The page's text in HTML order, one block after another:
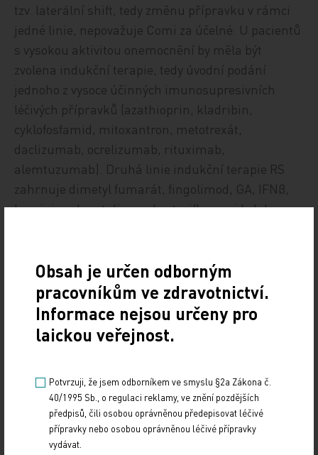
tzv. laterální shift, tedy změnu přípravku v rámci
jedné linie, nepovažuje Comi za účelné. U pacientů
s vysokou aktivitou onemocnění by měla být
zvolena indukční terapie, tedy úvodní podání
jednoho z vysoce účinných imunosupresivních
léčivých přípravků (azathioprin, kladribin,
cyklofosfamid, mitoxantron, metotrexát,
daclizumab, ocrelizumab, rituximab,
alemtuzumab). Druhá linie indukční terapie RS
zahrnuje dimetyl fumarát, fingolimod, GA, IFNβ,
laquinimod, natalizumab a teriflunomid. Jako
indukční léčby je navodit imunosupresi a
„resetovat“ imunitní systém. Za vhodné kandidáty
na indukční terapii označil Comi:
zatím neléčené pacienty s nakupením atak s
pacienty s rizikem rychlé progrese disability:
vysoký počet T2–T1 lézí na MRI s dalšími
negativními prognostickými faktory,
pacienty s rebound fenoménem po
Obsah je určen odborným
pracovníkům ve zdravotnictví.
Informace nejsou určeny pro
laickou veřejnost.
Potvrzuji, že jsem odborníkem ve smyslu §2a Zákona č.
40/1995 Sb., o regulaci reklamy, ve znění pozdějších
předpisů, čili osobou oprávněnou předepisovat léčivé
přípravky nebo osobou oprávněnou léčivé přípravky
vydávat.